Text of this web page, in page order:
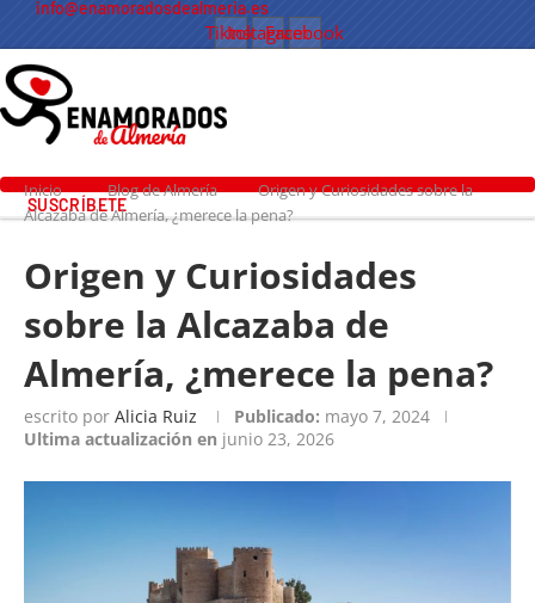
info@enamoradosdealmeria.es
Tiktok
Instagram
Facebook
SUSCRÍBETE
Inicio Blog de Almería
Origen y Curiosidades sobre la
Alcazaba de Almería, ¿merece la pena?
Origen y Curiosidades
sobre la Alcazaba de
Almería, ¿merece la pena?
escrito por Alicia Ruiz Publicado: mayo 7, 2024
Ultima actualización en junio 23, 2026